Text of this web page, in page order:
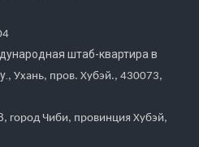
штаб-квартира в
, Ухань, пров. Хубэй., 430073,
город Чиби, провинция Хубэй,